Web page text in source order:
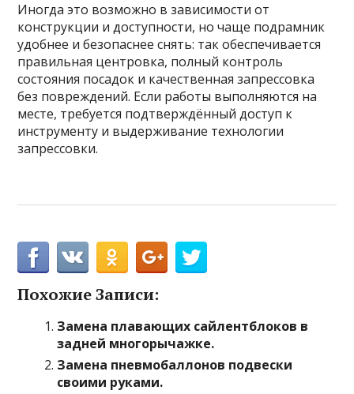
Иногда это возможно в зависимости от
конструкции и доступности, но чаще подрамник
удобнее и безопаснее снять: так обеспечивается
правильная центровка, полный контроль
состояния посадок и качественная запрессовка
без повреждений. Если работы выполняются на
месте, требуется подтверждённый доступ к
инструменту и выдерживание технологии
запрессовки.
Похожие Записи:
Замена плавающих сайлентблоков в
задней многорычажке.
Замена пневмобаллонов подвески
своими руками.